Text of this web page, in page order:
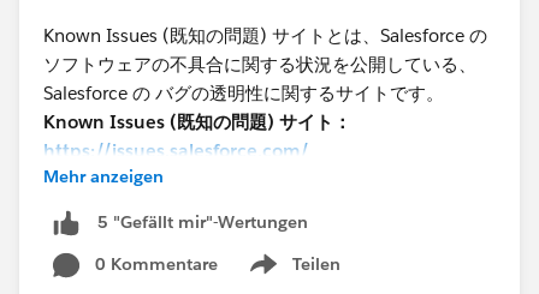
Known Issues (既知の問題) サイトとは、Salesforce の
ソフトウェアの不具合に関する状況を公開している、
Salesforce の バグの透明性に関するサイトです。
Known Issues (既知の問題) サイト：
https://issues.salesforce.com/
💡サイトでのKnown Issues (既知の問題) での検索方
法
単語を検索ボックスに入力して検索することや、
Mehr anzeigen
5 "Gefällt mir"-Wertungen
0 Kommentare
Teilen
Show menu